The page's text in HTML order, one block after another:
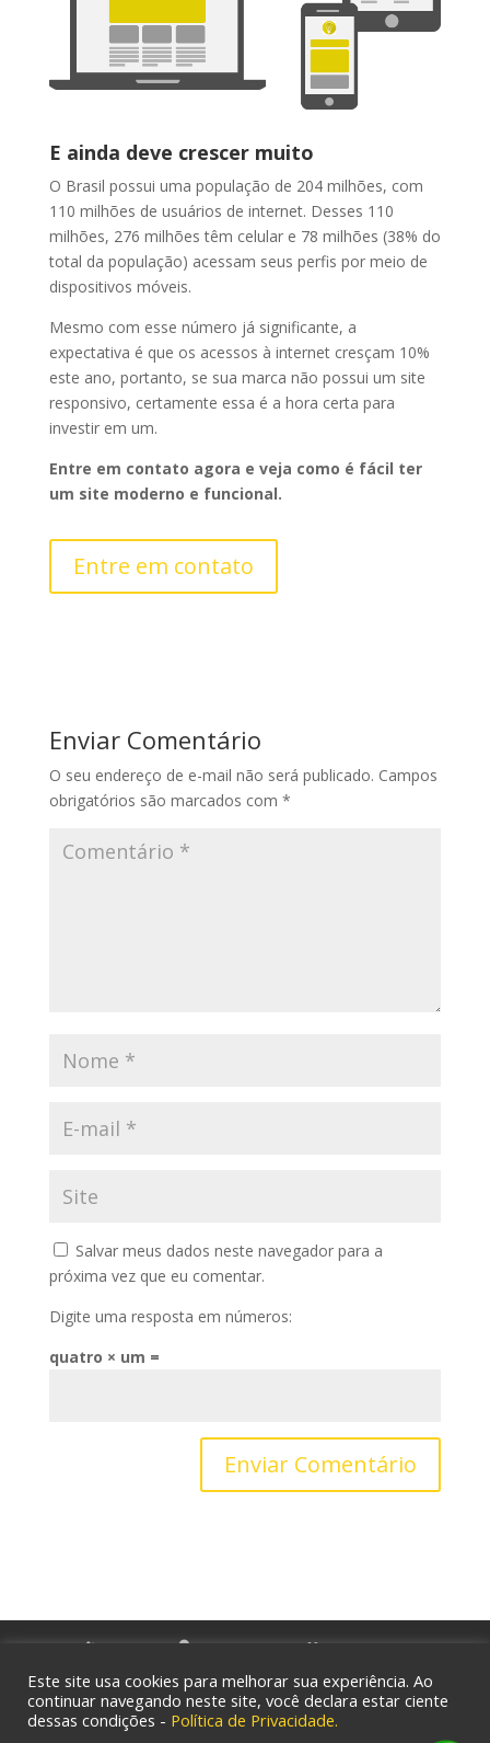
E ainda deve crescer muito
O Brasil possui uma população de 204 milhões, com
110 milhões de usuários de internet. Desses 110
milhões, 276 milhões têm celular e 78 milhões (38% do
total da população) acessam seus perfis por meio de
dispositivos móveis.
Mesmo com esse número já significante, a
expectativa é que os acessos à internet cresçam 10%
este ano, portanto, se sua marca não possui um site
responsivo, certamente essa é a hora certa para
investir em um.
Entre em contato agora e veja como é fácil ter
um site moderno e funcional.
Entre em contato
Enviar Comentário
O seu endereço de e-mail não será publicado. Campos
obrigatórios são marcados com *
Salvar meus dados neste navegador para a
próxima vez que eu comentar.
Digite uma resposta em números:
quatro × um =
Portfólio
Blog Contato
© 2008 - 2024 | Yellow Lamp Publicidade e
Este site usa cookies para melhorar sua experiência. Ao
continuar navegando neste site, você declara estar ciente
dessas condições - Política de Privacidade.